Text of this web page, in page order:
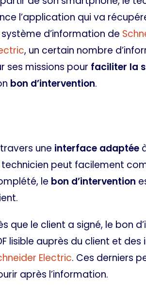
l’application qui va
d’information de
, un certain nombre
ses missions pour faciliter la
bon d’intervention.
une interface adaptée
peut facilement
le bon d’intervention
que le client a signé, le bon
lisible auprès du client et
Electric. Ces derniers
après l’information.